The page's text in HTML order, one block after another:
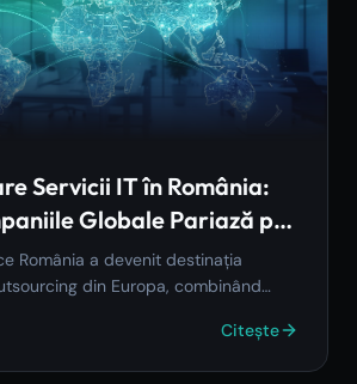
Servicii IT în România:
Globale Pariază pe
a Europei
România a devenit destinația
din Europa, combinând
Citește